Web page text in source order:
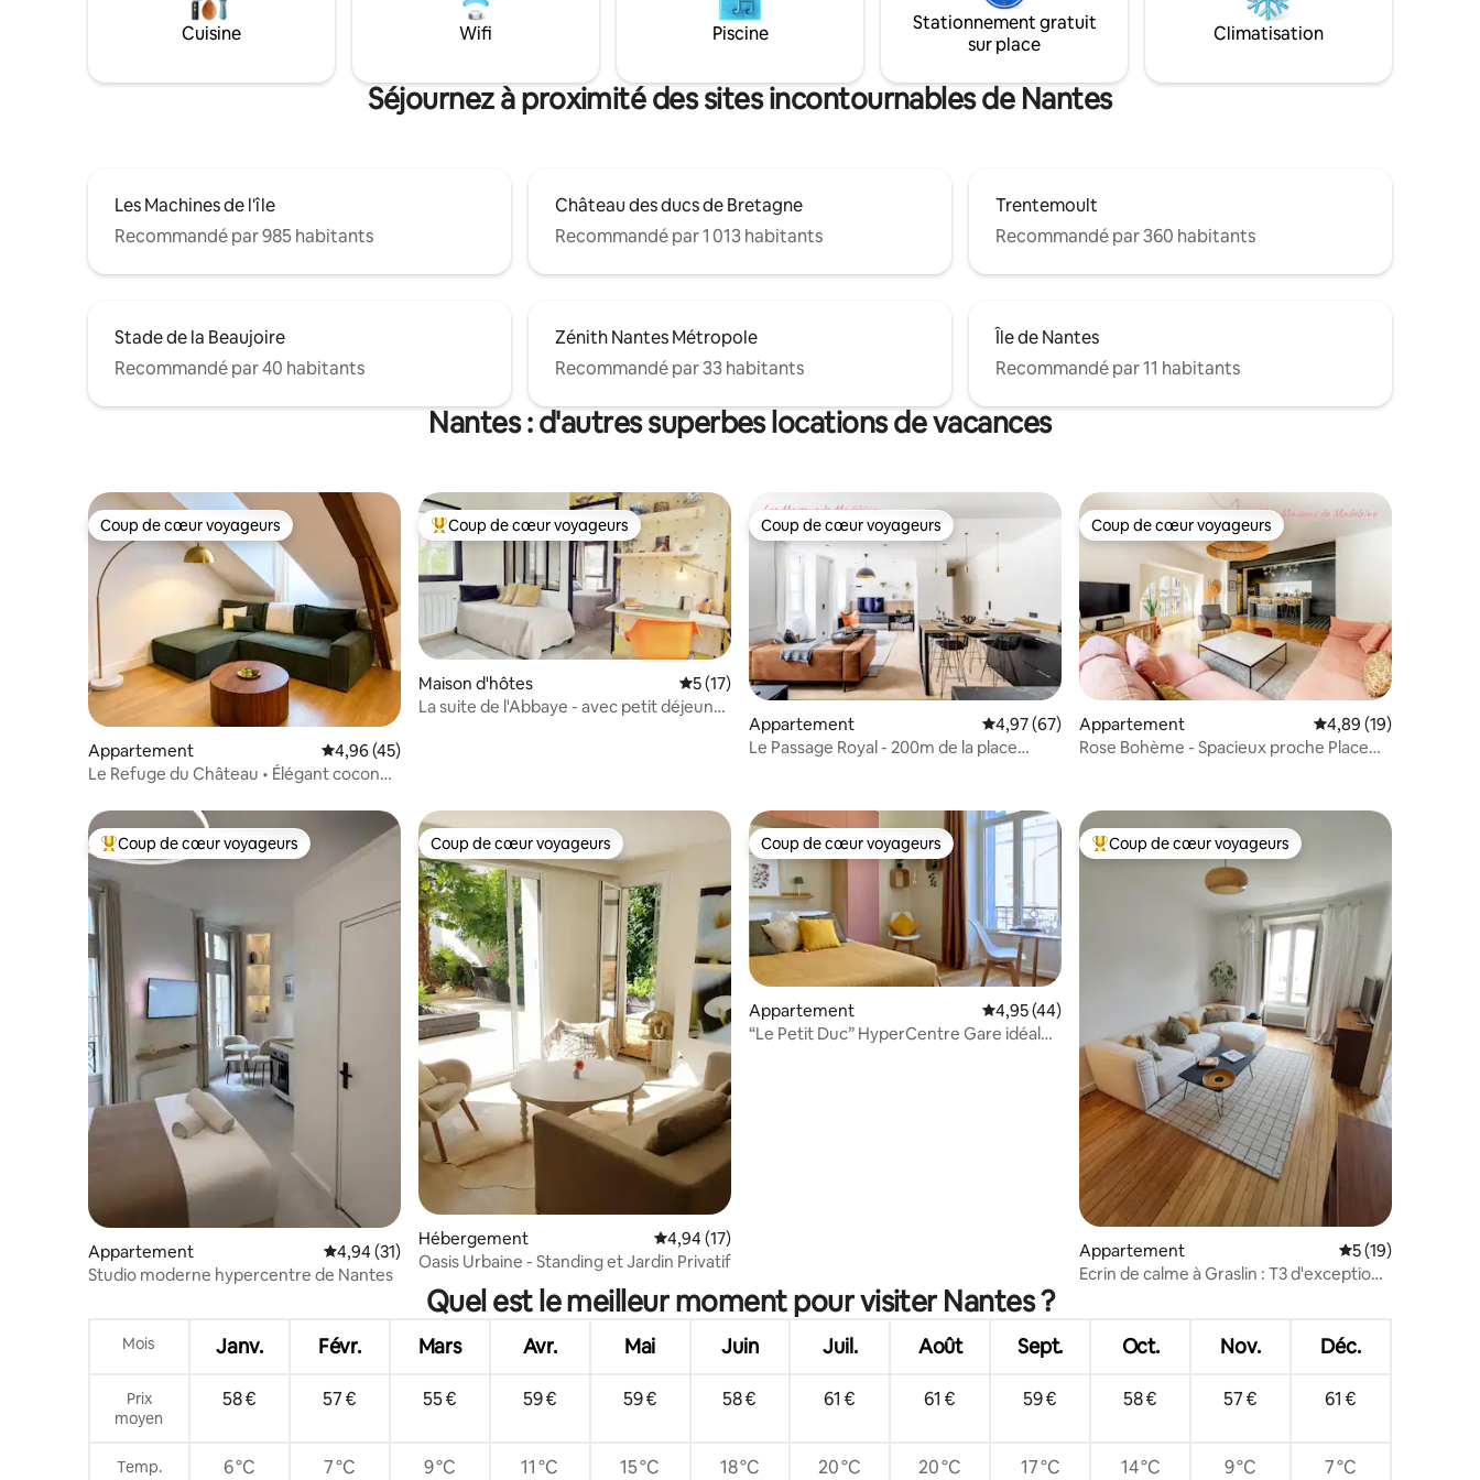
et bons restaurants. Arrivée/départ
autonome 1er étage sans ascenseur
cuisine équipée.
Cuisine Wifi Piscine
Stationnement gratuit
sur place
Climatisation
Séjournez à proximité des sites incontournables de Nantes
Les Machines de l'île
Recommandé par 985 habitants
Château des ducs de Bretagne
Recommandé par 1 013 habitants
Trentemoult
Recommandé par 360 habitants
Stade de la Beaujoire
Recommandé par 40 habitants
Zénith Nantes Métropole
Recommandé par 33 habitants
Île de Nantes
Recommandé par 11 habitants
Nantes : d'autres superbes locations de vacances
Coup de cœur voyageurs
Coup de cœur voyageurs
Appartement Évaluation moyenne sur la base de 45 commentaires : 4,96 sur 5
4,96 (45)
Le Refuge du Château • Élégant cocon
Coups de cœur voyageurs les plus appréciés
Coup de cœur voyageurs
Maison d'hôtes Évaluation moyenne sur la base de 17 commentaires : 5 sur 5
5 (17)
La suite de l'Abbaye - avec petit déjeuner
Coup de cœur voyageurs
Coup de cœur voyageurs
Appartement Évaluation moyenne sur la base de 67 commentaires : 4,97 sur 5
4,97 (67)
Le Passage Royal - 200m de la place
Coup de cœur voyageurs
Coup de cœur voyageurs
Appartement Évaluation moyenne
4,89 (19)
Rose Bohème - Spacieux proche Place
Coups de cœur voyageurs les plus appréciés
Coup de cœur voyageurs
Appartement Évaluation moyenne sur la base de 31 commentaires : 4,94 sur 5
4,94 (31)
Studio moderne hypercentre de Nantes
Coup de cœur voyageurs
Coup de cœur voyageurs
Hébergement Évaluation moyenne sur la base de 17 commentaires : 4,94 sur 5
4,94 (17)
Oasis Urbaine - Standing et Jardin Privatif
Coup de cœur voyageurs
Coup de cœur voyageurs
Appartement Évaluation moyenne sur la base de 44 commentaires : 4,95 sur 5
4,95 (44)
“Le Petit Duc” HyperCentre Gare idéal
Coups de cœur voyageurs les plus appréciés
Coup de cœur voyageurs
Appartement Évaluation
5 (19)
Ecrin de calme à Graslin : T3 d'exception
Quel est le meilleur moment pour visiter Nantes ?
Mois Janv. Févr. Mars Avr. Mai Juin Juil. Août Sept. Oct. Nov. Déc.
Prix
moyen
58 € 57 € 55 € 59 € 59 € 58 € 61 € 61 € 59 € 58 € 57 € 61 €
Temp.
6 °C 7 °C 9 °C 11 °C 15 °C 18 °C 20 °C 20 °C 17 °C 14 °C 9 °C 7 °C